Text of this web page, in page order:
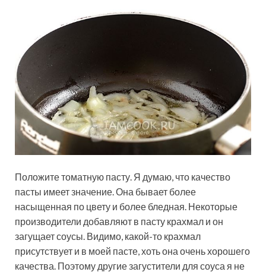
Положите томатную пасту. Я думаю, что качество
пасты имеет значение. Она бывает более
насыщенная по цвету и более бледная. Некоторые
производители добавляют в пасту крахмал и он
загущает соусы. Видимо, какой-то крахмал
присутствует и в моей пасте, хоть она очень хорошего
качества. Поэтому другие загустители для соуса я не